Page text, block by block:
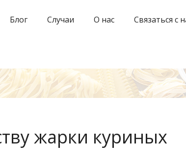
Блог Случаи О нас Связаться с
жарки куриных